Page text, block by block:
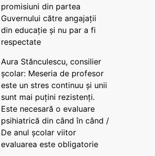
promisiuni din partea
Guvernului către angajații
din educație și nu par a fi
respectate
Aura Stănculescu, consilier
școlar: Meseria de profesor
este un stres continuu și unii
sunt mai puțini rezistenți.
Este necesară o evaluare
psihiatrică din când în când /
De anul școlar viitor
evaluarea este obligatorie